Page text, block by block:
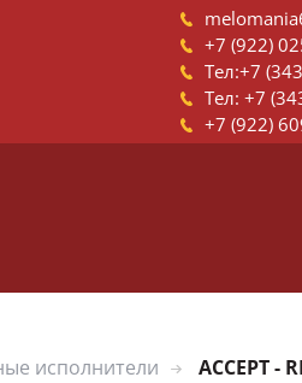
+7 (922)
Тел:+7
Тел: +7
+7 (922)
исполнители ACCEPT -